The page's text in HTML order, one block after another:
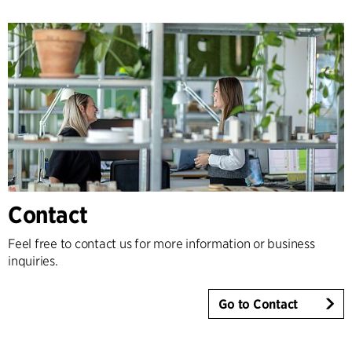
Contact
Feel free to contact us for more information or business
inquiries.
Go to Contact